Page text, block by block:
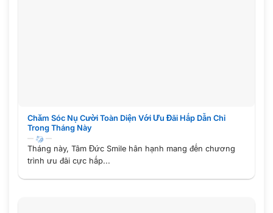
Chăm Sóc Nụ Cười Toàn Diện Với Ưu Đãi Hấp Dẫn Chỉ
Trong Tháng Này
Tháng này, Tâm Đức Smile hân hạnh mang đến chương
trình ưu đãi cực hấp...